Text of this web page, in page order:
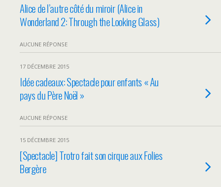
Alice de l’autre côté du miroir (Alice in
Wonderland 2: Through the Looking Glass)
AUCUNE RÉPONSE
17 DÉCEMBRE 2015
Idée cadeaux: Spectacle pour enfants « Au
pays du Père Noël »
AUCUNE RÉPONSE
15 DÉCEMBRE 2015
[Spectacle] Trotro fait son cirque aux Folies
Bergère